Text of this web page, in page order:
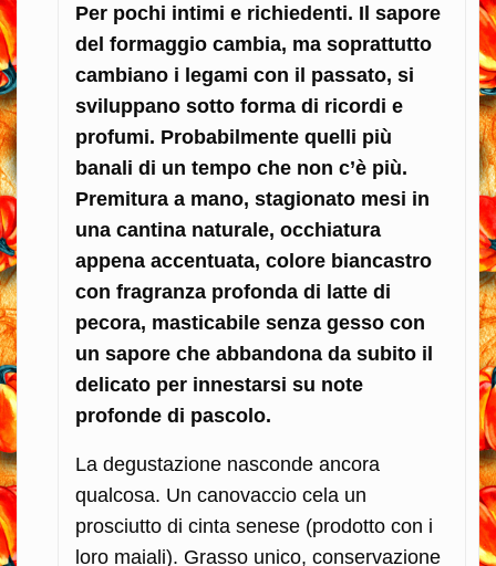
Per pochi intimi e richiedenti. Il sapore
del formaggio cambia, ma soprattutto
cambiano i legami con il passato, si
sviluppano sotto forma di ricordi e
profumi. Probabilmente quelli più
banali di un tempo che non c’è più.
Premitura a mano, stagionato mesi in
una cantina naturale, occhiatura
appena accentuata, colore biancastro
con fragranza profonda di latte di
pecora, masticabile senza gesso con
un sapore che abbandona da subito il
delicato per innestarsi su note
profonde di pascolo.
La degustazione nasconde ancora
qualcosa. Un canovaccio cela un
prosciutto di cinta senese (prodotto con i
loro maiali). Grasso unico, conservazione